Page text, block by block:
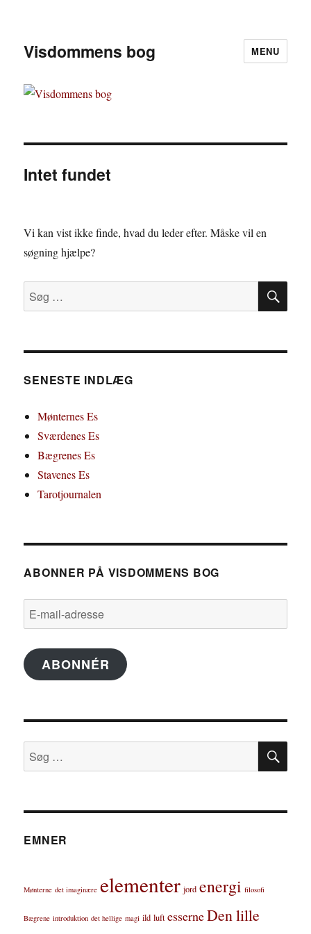
Visdommens bog MENU
Intet fundet
Vi kan vist ikke finde, hvad du leder efter. Måske vil en
søgning hjælpe?
Søg
efter:
SØG
SENESTE INDLÆG
Mønternes Es
Sværdenes Es
Bægrenes Es
Stavenes Es
Tarotjournalen
ABONNER PÅ VISDOMMENS BOG
E-
mail-
adresse
ABONNÉR
Søg
efter:
SØG
EMNER
Mønterne det imaginære elementer jord energi filosofi
Bægrene introduktion det hellige magi ild luft esserneDen lille